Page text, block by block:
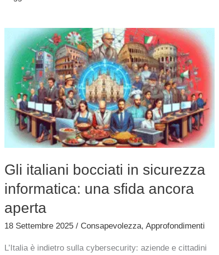
Gli italiani bocciati in sicurezza
informatica: una sfida ancora
aperta
18 Settembre 2025/ Consapevolezza,Approfondimenti
L’Italia è indietro sulla cybersecurity: aziende e cittadini
italiani
bocciati
sicurezza
informatica:
una
sfida
aperta